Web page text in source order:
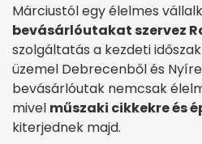
Márciustól egy élelmes
bevásárlóutakat szervez
szolgáltatás a kezdeti
üzemel Debrecenből és
bevásárlóutak nemcsak
mivel műszaki cikkekre és
kiterjednek majd.